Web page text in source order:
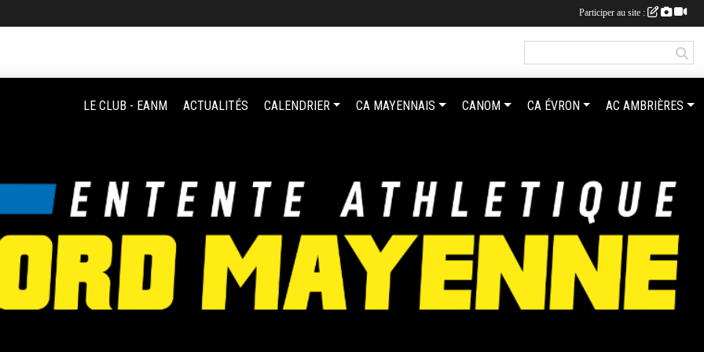
LE CLUB - EANM ACTUALITÉS CALENDRIER CA MAYENNAIS CANOM CA ÉVRON AC AMBRIÈRES
Participer au site :